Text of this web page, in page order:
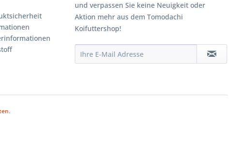
und verpassen Sie keine Neuigkeit oder
Aktion mehr aus dem Tomodachi
Koifuttershop!
.